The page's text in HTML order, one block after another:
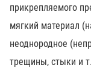
прикрепляемого
мягкий материал
неоднородное
трещины, стыки и